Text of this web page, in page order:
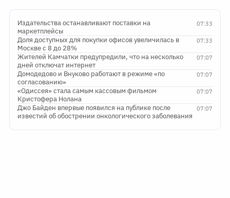
07:33
Издательства останавливают поставки на
маркетплейсы
07:33
Доля доступных для покупки офисов увеличилась в
Москве с 8 до 28%
07:07
Жителей Камчатки предупредили, что на несколько
дней отключат интернет
07:07
Домодедово и Внуково работают в режиме «по
согласованию»
07:07
«Одиссея» стала самым кассовым фильмом
Кристофера Нолана
07:07
Джо Байден впервые появился на публике после
известий об обострении онкологического заболевания